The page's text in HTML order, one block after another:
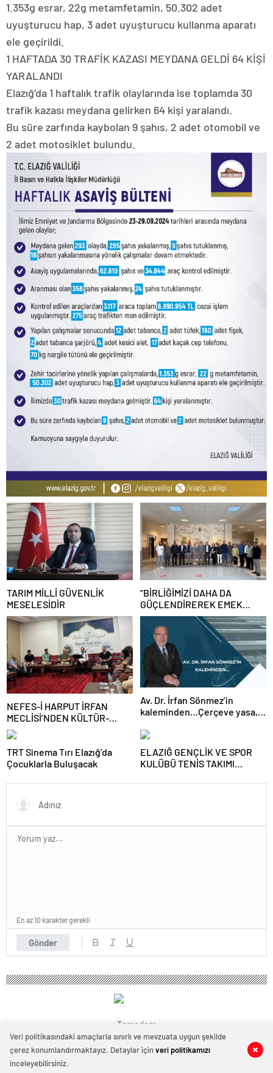
0 0
1.353g esrar, 22g metamfetamin, 50.302 adet
uyuşturucu hap, 3 adet uyuşturucu kullanma aparatı
ele geçirildi.
1 HAFTADA 30 TRAFİK KAZASI MEYDANA GELDİ 64 KİŞİ
YARALANDI
Elazığ’da 1 haftalık trafik olaylarında ise toplamda 30
trafik kazası meydana gelirken 64 kişi yaralandı.
Bu süre zarfında kaybolan 9 şahıs, 2 adet otomobil ve
2 adet motosiklet bulundu.
TARIM MİLLİ GÜVENLİK
MESELESİDİR
“BİRLİĞİMİZİ DAHA DA
GÜÇLENDİREREK EMEK
MÜCADELEMİZİ
SÜRDÜRECEĞİZ”
NEFES-İ HARPUT İRFAN
MECLİSİ’NDEN KÜLTÜR-
SANAT BULUŞMASI
Av. Dr. İrfan Sönmez’in
kaleminden…Çerçeve yasa,
TRT Sinema Tırı Elazığ’da
Çocuklarla Buluşacak
ELAZIĞ GENÇLİK VE SPOR
KULÜBÜ TENİS TAKIMI
TAMAMLAYARAK YARI FİNALE
Gönder
En az 10 karakter gerekli
Temadam
Veri politikasındaki amaçlarla sınırlı ve mevzuata uygun şekilde
çerez konumlandırmaktayız. Detaylar içinveri politikamızı
inceleyebilirsiniz.